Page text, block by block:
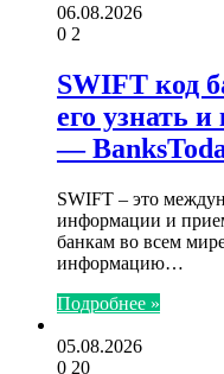
06.08.2026
0 2
SWIFT код
его узнать
—
SWIFT – это
информации и
банкам во всем
информацию…
Подробнее »
05.08.2026
0 20